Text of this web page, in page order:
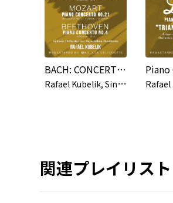
BACH: CONCERTO FOR FOUR HARPSICHORDS; MOZART: PIANO CONCERTO No. 21; BEETHOVEN: PIANO CONCERTO No. 4
R
afael Kubelik, Sinfonie Orchester des Bayerischen Rundfunks
関連プレイリスト